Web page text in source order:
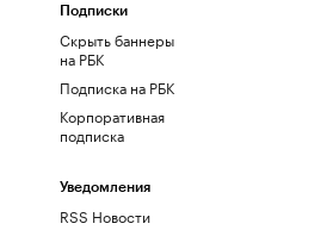
Подписки
Скрыть баннеры
на РБК
Подписка на РБК
Корпоративная
подписка
Уведомления
RSS Новости